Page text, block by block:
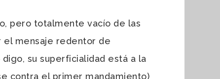
pero totalmente vacío de las
el mensaje redentor de
su superficialidad está a la
contra el primer mandamiento)